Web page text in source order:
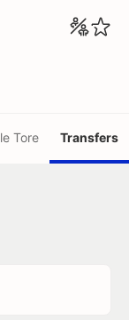
Tore Transfers